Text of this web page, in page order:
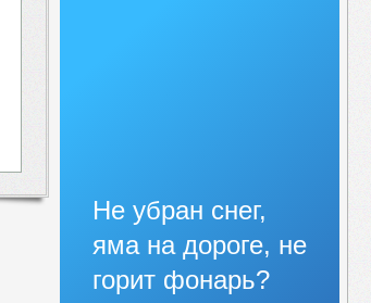
Не убран снег,
яма на дороге, не
горит фонарь?